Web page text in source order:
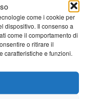
come i cookie per
dispositivo. Il consenso a
come il comportamento di
o ritirare il
e funzioni.
21°C|35°C 22°C|35°C